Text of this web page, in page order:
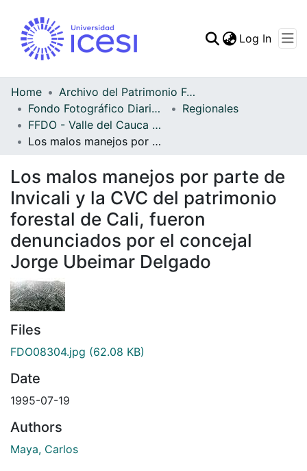
Statistics
Log In
Home
Archivo del Patrimonio Fotográfico y Fílmico del Valle del Cauca
Fondo Fotográfico Diario Occidente
Regionales
FFDO - Valle del Cauca - Patrimonial
Los malos manejos por parte de Invicali y la CVC del patrimonio forestal de Cali, fueron denunciados por el concejal Jorge Ubeimar Delgado
Los malos manejos por parte de
Invicali y la CVC del patrimonio
forestal de Cali, fueron
denunciados por el concejal
Jorge Ubeimar Delgado
Files
FDO08304.jpg (62.08 KB)
Date
1995-07-19
Authors
Maya, Carlos